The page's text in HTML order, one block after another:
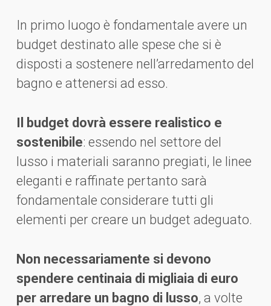
In primo luogo è fondamentale avere un
budget destinato alle spese che si è
disposti a sostenere nell’arredamento del
bagno e attenersi ad esso.
Il budget dovrà essere realistico e
sostenibile: essendo nel settore del
lusso i materiali saranno pregiati, le linee
eleganti e raffinate pertanto sarà
fondamentale considerare tutti gli
elementi per creare un budget adeguato.
Non necessariamente si devono
spendere centinaia di migliaia di euro
per arredare un bagno di lusso, a volte